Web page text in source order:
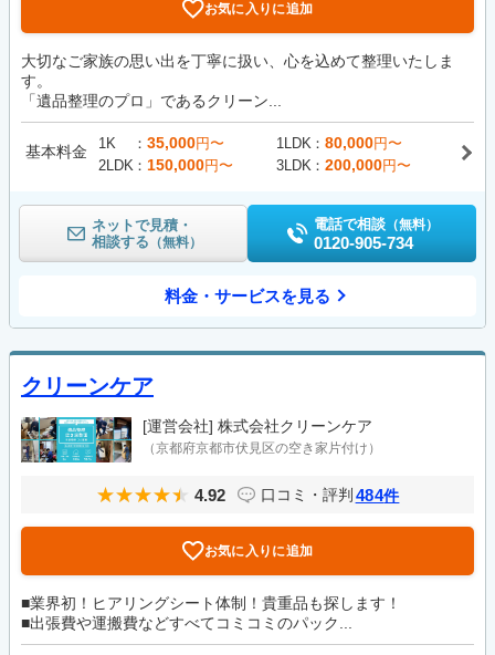
お気に入りに追加
大切なご家族の思い出を丁寧に扱い、心を込めて整理いたしま
す。
「遺品整理のプロ」であるクリーン...
基本料金 1K 35,000円〜 1LDK 80,000円〜
2LDK
150,000円〜 3LDK 200,000円〜
ネットで見積・
相談する （無料）
電話で相談 （無料）
0120-905-734
料金・サービスを見る
クリーンケア
[運営会社] 株式会社クリーンケア
（京都府京都市伏見区の空き家片付け）
4.92 口コミ・評判 484件
お気に入りに追加
■業界初！ヒアリングシート体制！貴重品も探します！
■出張費や運搬費などすべてコミコミのパック...